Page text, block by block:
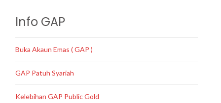
Info GAP
Buka Akaun Emas ( GAP )
GAP Patuh Syariah
Kelebihan GAP Public Gold